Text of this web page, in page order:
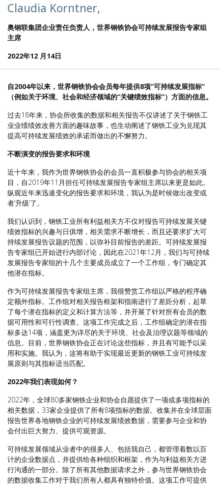
Claudia Korntner,
奥钢联集团企业责任负责人，世界钢铁协会可持续发展报告专家组
主席
2022年12 月14日
自2004年以来，世界钢铁协会会员每年提供8项“可持续发展指标”
（例如关于环境、社会和经济领域的“关键绩效指标”）方面的信息。
过去18年来，协会所收集的数据和相关报告不仅讲述了关于钢铁工
业业绩绩效改善方面的趣味故事，也生动阐述了钢铁工业为兑现其
提高可持续发展绩效的承诺而做出的不懈努力。
不断演变的报告要求和环境
近十年来，我作为世界钢铁协会的会员一直积极参与协会的相关项
目，自2019年11月担任可持续发展报告专家组主席以来更是如此。
纵观近年来迅速变化的报告要求和环境，我认为是时候做出改变或
者‘升级’了。
我们认识到，钢铁工业所有利益相关方不仅对报告可持续发展关键
绩效指标的兴趣与日俱增，相关需求不断增长，而且还要求扩大可
持续发展报告议题的范围，以弥补目前报告的差距。可持续发展报
告专家组已开始进行内部讨论，因此在2021年12月，我们与可持续
发展报告专家组的十几个主要成员成立了一个工作组，专门确定其
他潜在指标。
作为可持续发展报告专家组主席，我很赞赏工作组以严格的程序确
定额外指标。工作组对相关报告框架和指南进行了差距分析，起草
了每个潜在指标的定义和计算方法等，并开展了针对所有会员的数
据可用性和可行性调查。这项工作完成之后，工作组确定的潜在指
标多达14项，涵盖更为详尽的关于环境、社会及治理议题等领域的
信息。目前，世界钢铁协会正在讨论这些指标，并且有可能予以采
用和实施。我认为，这将有助于实现最近更新的钢铁工业可持续发
展原则与其指标适当匹配。
2022年我们表现如何？
2022年，全球80多家钢铁企业和协会自愿提供了一项或多项指标的
相关数据，33家企业提供了所有8项指标的数据。收集并在全球层面
报告世界各地钢铁企业的可持续发展绩效数据，需要参与企业和协
会付出巨大努力、提供可观资源。
可持续发展领域从业者中的很多人、包括我自己，都管理着数以百
计的企业数据点，并提供给各种组织和框架，作为与利益相关方进
行沟通的一部分。除了所有其他数据请求之外，参与世界钢铁协会
的数据收集工作对于我们所有人都具有独特价值。这项工作可提供